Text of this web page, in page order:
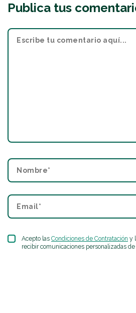
Publica tus
Acepto las Condiciones de Contratación y
recibir comunicaciones personalizadas